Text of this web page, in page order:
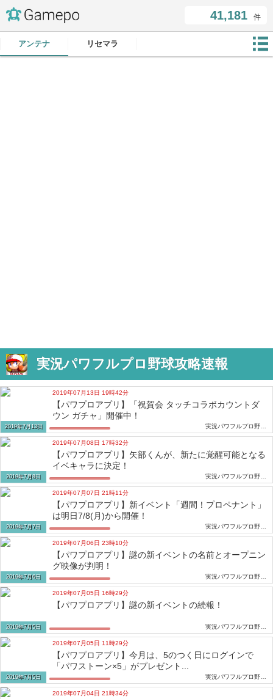
41,181 件
アンテナ リセマラ
実況パワフルプロ野球攻略速報
2019年7月13日
2019年07月13日 19時42分
【パワプロアプリ】「祝賀会 タッチコラボカウントダ
ウン ガチャ」開催中！
2019年7月8日
2019年07月08日 17時32分
【パワプロアプリ】矢部くんが、新たに覚醒可能となる
イベキャラに決定！
2019年7月7日
2019年07月07日 21時11分
【パワプロアプリ】新イベント「週間！プロペナント」
は明日7/8(月)から開催！
2019年7月6日
2019年07月06日 23時10分
【パワプロアプリ】謎の新イベントの名前とオープニン
グ映像が判明！
2019年7月5日
2019年07月05日 16時29分
【パワプロアプリ】謎の新イベントの続報！
2019年7月5日
2019年07月05日 11時29分
【パワプロアプリ】今月は、5のつく日にログインで
「パワストーン×5」がプレゼント...
2019年07月04日 21時34分